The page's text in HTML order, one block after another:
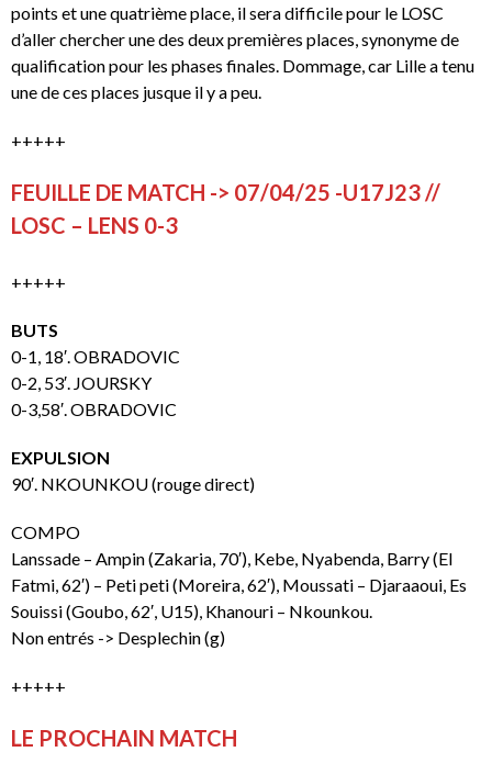
points et une quatrième place, il sera difficile pour le LOSC
d’aller chercher une des deux premières places, synonyme de
qualification pour les phases finales. Dommage, car Lille a tenu
une de ces places jusque il y a peu.
+++++
FEUILLE DE MATCH -> 07/04/25 -U17J23 //
LOSC – LENS 0-3
+++++
BUTS
0-1, 18′. OBRADOVIC
0-2, 53′. JOURSKY
0-3,58′. OBRADOVIC
EXPULSION
90′. NKOUNKOU (rouge direct)
COMPO
Lanssade – Ampin (Zakaria, 70′), Kebe, Nyabenda, Barry (El
Fatmi, 62′) – Peti peti (Moreira, 62′), Moussati – Djaraaoui, Es
Souissi (Goubo, 62′, U15), Khanouri – Nkounkou.
Non entrés -> Desplechin (g)
+++++
LE PROCHAIN MATCH